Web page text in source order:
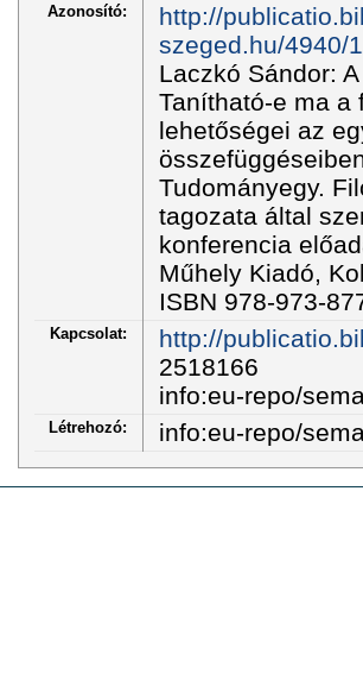
Azonosító:
http://
szeged.hu/4940/
Laczkó Sándor:
Tanítható-e ma a
lehetőségei az
Tudományegy.
tagozata által
konferencia
Műhely Kiadó,
ISBN 978-973-
Kapcsolat:
http://
2518166
info:eu-repo/
Létrehozó: info:eu-repo/